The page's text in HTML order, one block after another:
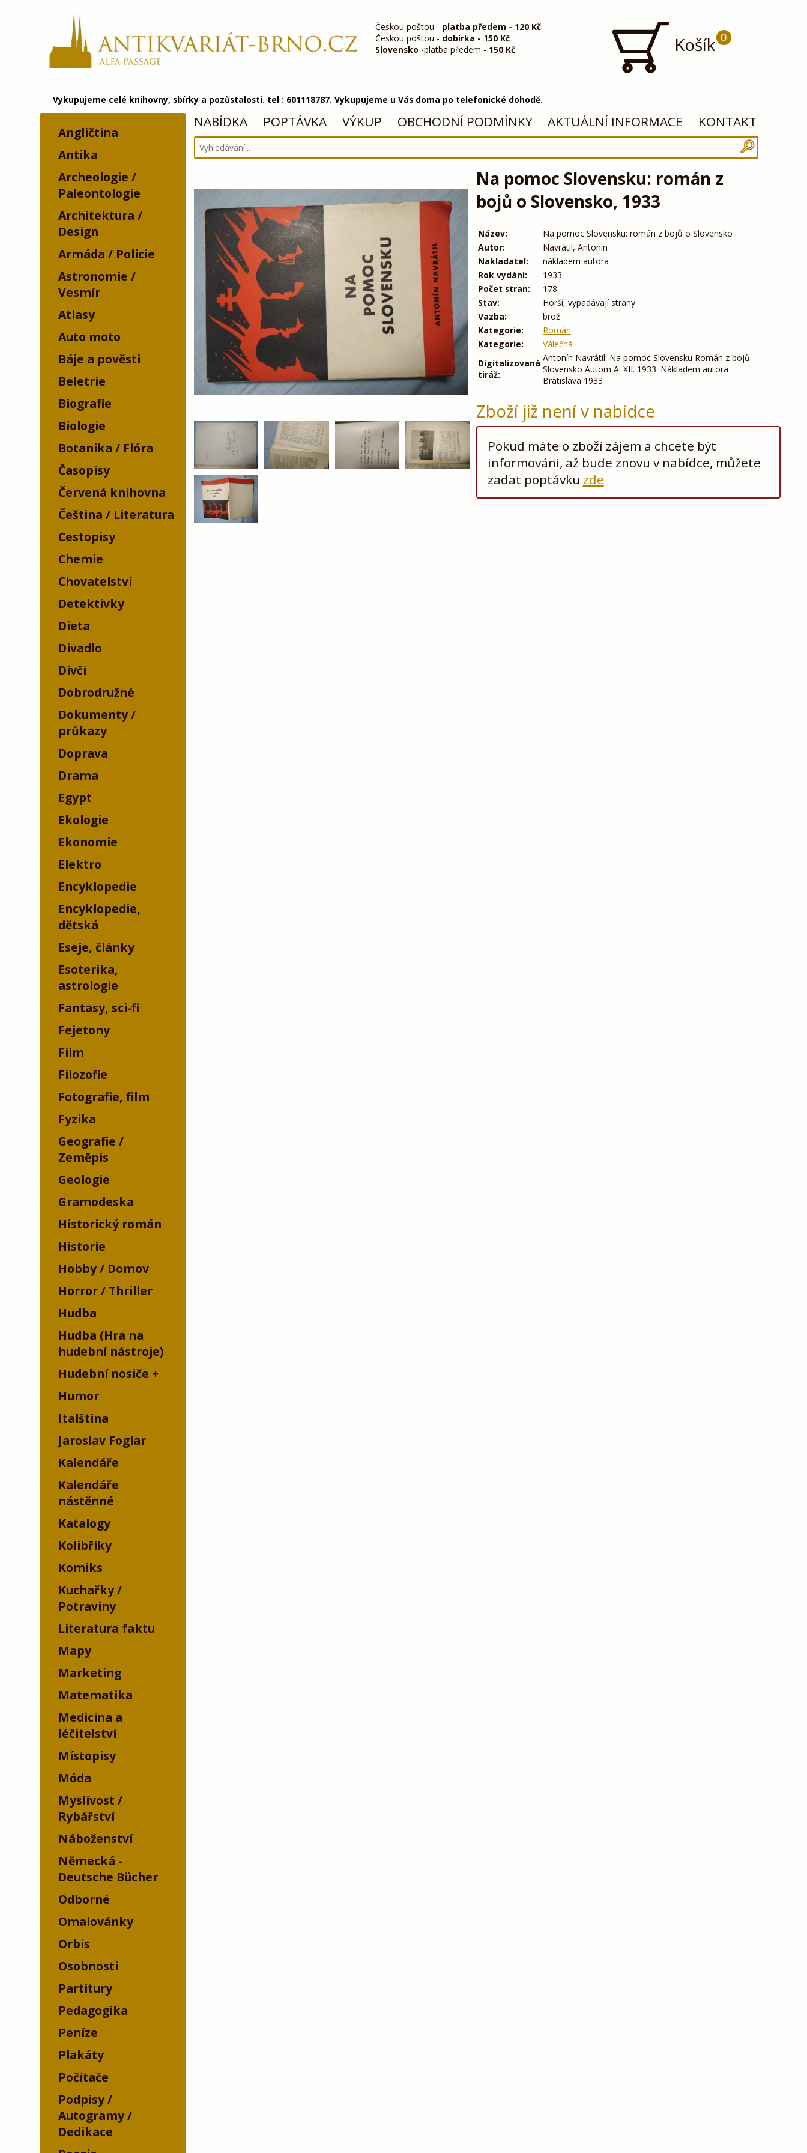
Českou poštou - platba předem - 120 Kč
Českou poštou - dobírka - 150 Kč
Slovensko -platba předem - 150 Kč Košík 0
Vykupujeme celé knihovny, sbírky a pozůstalosti. tel : 601118787. Vykupujeme u Vás doma po telefonické dohodě.
Angličtina
Antika
Archeologie /
Paleontologie
Architektura /
Design
Armáda / Policie
Astronomie /
Vesmír
Atlasy
Auto moto
Báje a pověsti
Beletrie
Biografie
Biologie
Botanika / Flóra
Časopisy
Červená knihovna
Čeština / Literatura
Cestopisy
Chemie
Chovatelství
Detektivky
Dieta
Divadlo
Dívčí
Dobrodružné
Dokumenty /
průkazy
Doprava
Drama
Egypt
Ekologie
Ekonomie
Elektro
Encyklopedie
Encyklopedie,
dětská
Eseje, články
Esoterika,
astrologie
Fantasy, sci-fi
Fejetony
Film
Filozofie
Fotografie, film
Fyzika
Geografie /
Zeměpis
Geologie
Gramodeska
Historický román
Historie
Hobby / Domov
Horror / Thriller
Hudba
Hudba (Hra na
hudební nástroje)
Hudební nosiče
Humor
Italština
Jaroslav Foglar
Kalendáře
Kalendáře
nástěnné
Katalogy
Kolibříky
Komiks
Kuchařky /
Potraviny
Literatura faktu
Mapy
Marketing
Matematika
Medicína a
léčitelství
Místopisy
Móda
Myslivost /
Rybářství
Náboženství
Německá -
Deutsche Bücher
Odborné
Omalovánky
Orbis
Osobnosti
Partitury
Pedagogika
Peníze
Plakáty
Počítače
Podpisy /
Autogramy /
Dedikace
NABÍDKA POPTÁVKA VÝKUP OBCHODNÍ PODMÍNKY AKTUÁLNÍ INFORMACE KONTAKT
Na pomoc Slovensku: román z
bojů o Slovensko, 1933
Název:
Na pomoc Slovensku: román z bojů o Slovensko
Autor:
Navrátil, Antonín
Nakladatel:
nákladem autora
Rok vydání:
1933
Počet stran:
178
Stav:
Horší, vypadávají strany
Vazba:
brož
Kategorie:
Román
Kategorie:
Válečná
Digitalizovaná
tiráž:
Antonín Navrátil: Na pomoc Slovensku Román z bojů
Slovensko Autom A. XII. 1933. Nákladem autora
Bratislava 1933
Zboží již není v nabídce
Pokud máte o zboží zájem a chcete být
informováni, až bude znovu v nabídce, můžete
zadat poptávku zde